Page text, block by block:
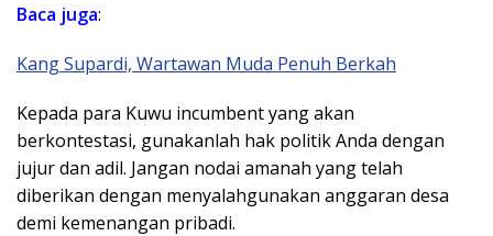
Baca juga:
Kang Supardi, Wartawan Muda Penuh Berkah
​Kepada para Kuwu incumbent yang akan
berkontestasi, gunakanlah hak politik Anda dengan
jujur dan adil. Jangan nodai amanah yang telah
diberikan dengan menyalahgunakan anggaran desa
demi kemenangan pribadi.